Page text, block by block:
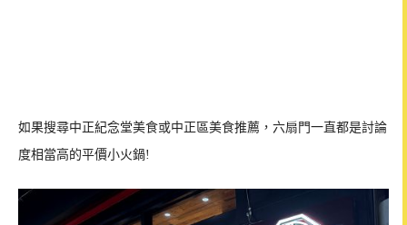
如果搜尋中正紀念堂美食或中正區美食推薦，六扇門一直都是討論
度相當高的平價小火鍋!